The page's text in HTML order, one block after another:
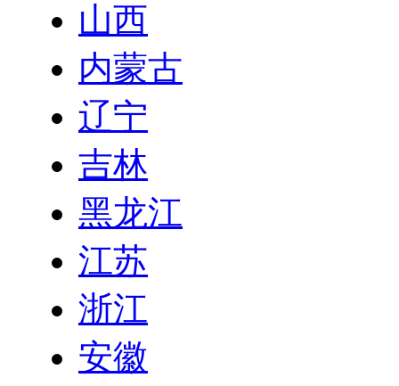
山西
内蒙古
辽宁
吉林
黑龙江
江苏
浙江
安徽